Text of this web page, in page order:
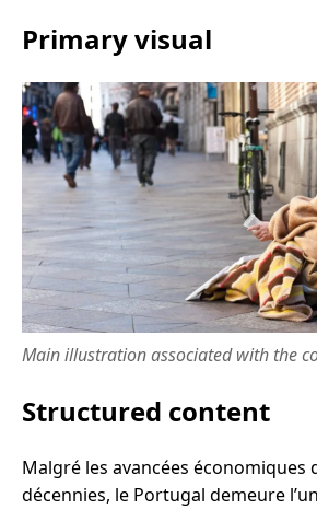
Primary visual
Main illustration associated with the
Structured content
Malgré les avancées économiques
décennies, le Portugal demeure